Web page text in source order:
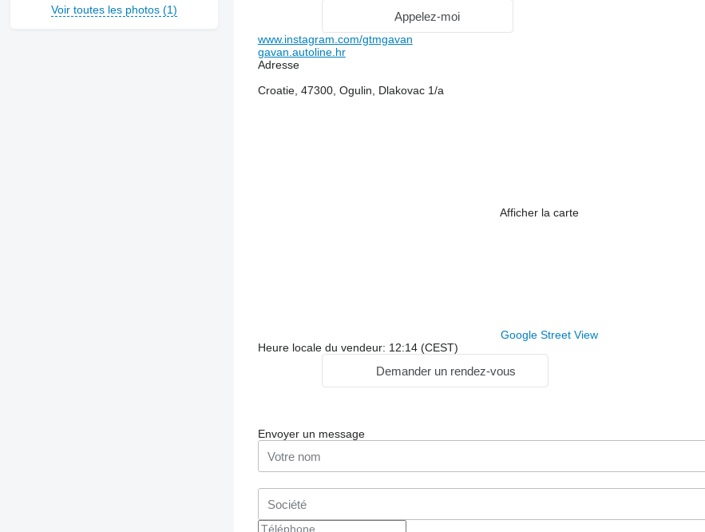
Voir toutes les photos (1) Appelez-moi
www.instagram.com/gtmgavan
gavan.autoline.hr
Adresse
Croatie, 47300, Ogulin, Dlakovac 1/a
Afficher la carte
Google Street View
Heure locale du vendeur: 12:14 (CEST)
Demander un rendez-vous
Envoyer un message